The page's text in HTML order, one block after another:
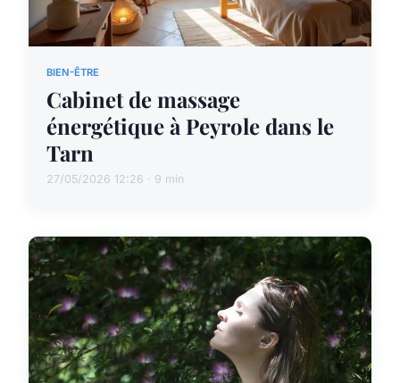
BIEN-ÊTRE
Cabinet de massage
énergétique à Peyrole dans le
Tarn
27/05/2026 12:26 · 9 min